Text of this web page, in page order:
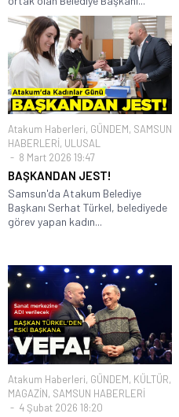
Atakum Haberleri, GÜNDEM, SAMSUN
HABERLERİ, ULUSAL
8 Mart 2026 19:47
BAŞKANDAN JEST!
Samsun'da Atakum Belediye
Başkanı Serhat Türkel, belediyede
görev yapan kadın...
Atakum Haberleri, GÜNDEM, KÜLTÜR,
MAGAZİN, SAMSUN HABERLERİ
4 Şubat 2026 18:20